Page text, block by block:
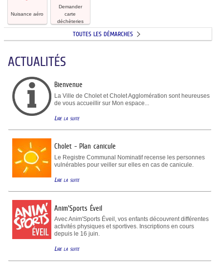
Nuisance aéro
Demander
carte
déchèteries
TOUTES LES DÉMARCHES
ACTUALITÉS
Bienvenue
La Ville de Cholet et Cholet Agglomération sont heureuses
de vous accueillir sur Mon espace...
Lire la suite
Cholet - Plan canicule
Le Registre Communal Nominatif recense les personnes
vulnérables pour veiller sur elles en cas de canicule.
Lire la suite
Anim'Sports Éveil
Avec Anim'Sports Éveil, vos enfants découvrent différentes
activités physiques et sportives. Inscriptions en cours
depuis le 16 juin.
Lire la suite